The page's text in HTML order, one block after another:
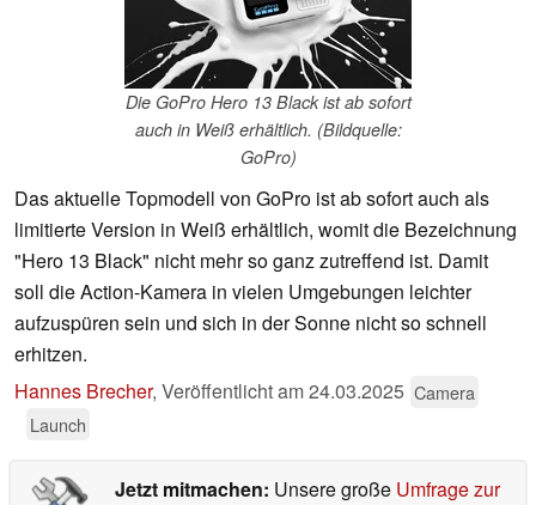
Die GoPro Hero 13 Black ist ab sofort
auch in Weiß erhältlich. (Bildquelle:
GoPro)
Das aktuelle Topmodell von GoPro ist ab sofort auch als
limitierte Version in Weiß erhältlich, womit die Bezeichnung
"Hero 13 Black" nicht mehr so ganz zutreffend ist. Damit
soll die Action-Kamera in vielen Umgebungen leichter
aufzuspüren sein und sich in der Sonne nicht so schnell
erhitzen.
Hannes Brecher, Veröffentlicht am24.03.2025 Camera
Launch
Jetzt mitmachen: Unsere große Umfrage zur